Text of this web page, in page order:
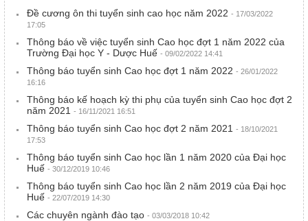
Đề cương ôn thi tuyển sinh cao học năm 2022 - 17/03/2022
17:05
Thông báo về việc tuyển sinh Cao học đợt 1 năm 2022 của
Trường Đại học Y - Dược Huế - 09/02/2022 14:41
Thông báo tuyển sinh Cao học đợt 1 năm 2022 - 26/01/2022
16:16
Thông báo kế hoạch kỳ thi phụ của tuyển sinh Cao học đợt 2
năm 2021 - 16/11/2021 16:51
Thông báo tuyển sinh Cao học đợt 2 năm 2021 - 18/10/2021
17:53
Thông báo tuyển sinh Cao học lần 1 năm 2020 của Đại học
Huế - 30/12/2019 10:46
Thông báo tuyển sinh Cao học lần 2 năm 2019 của Đại học
Huế - 22/07/2019 14:30
Các chuyên ngành đào tạo - 03/03/2018 10:42